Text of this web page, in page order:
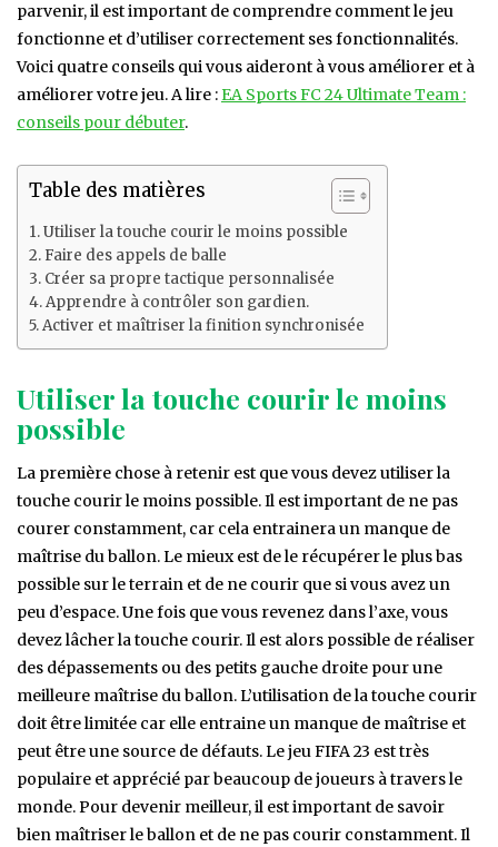
parvenir, il est important de comprendre comment le jeu
fonctionne et d’utiliser correctement ses fonctionnalités.
Voici quatre conseils qui vous aideront à vous améliorer et à
améliorer votre jeu. A lire : EA Sports FC 24 Ultimate Team :
conseils pour débuter.
Table des matières
Utiliser la touche courir le moins possible
Faire des appels de balle
Créer sa propre tactique personnalisée
Apprendre à contrôler son gardien.
Activer et maîtriser la finition synchronisée
Utiliser la touche courir le moins
possible
La première chose à retenir est que vous devez utiliser la
touche courir le moins possible. Il est important de ne pas
courer constamment, car cela entrainera un manque de
maîtrise du ballon. Le mieux est de le récupérer le plus bas
possible sur le terrain et de ne courir que si vous avez un
peu d’espace. Une fois que vous revenez dans l’axe, vous
devez lâcher la touche courir. Il est alors possible de réaliser
des dépassements ou des petits gauche droite pour une
meilleure maîtrise du ballon. L’utilisation de la touche courir
doit être limitée car elle entraine un manque de maîtrise et
peut être une source de défauts. Le jeu FIFA 23 est très
populaire et apprécié par beaucoup de joueurs à travers le
monde. Pour devenir meilleur, il est important de savoir
bien maîtriser le ballon et de ne pas courir constamment. Il